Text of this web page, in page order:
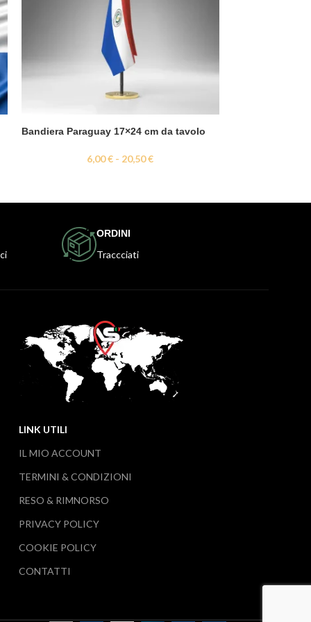
Bandiera Paraguay 17×24 cm da tavolo
6,00€ - 20,50€
ORDINI
Traccciati
LINK UTILI
IL MIO ACCOUNT
TERMINI & CONDIZIONI
RESO & RIMNORSO
PRIVACY POLICY
COOKIE POLICY
CONTATTI